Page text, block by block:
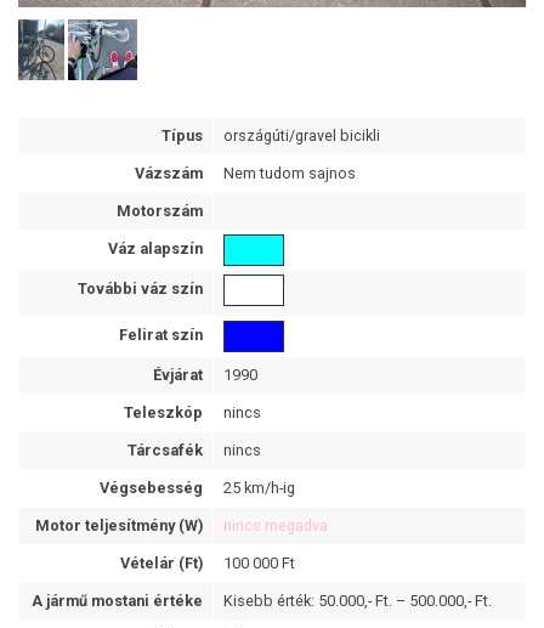
Típus országúti/gravel bicikli
Vázszám Nem tudom sajnos
Motorszám
Váz alapszín
További váz szín
Felirat szín
Évjárat 1990
Teleszkóp nincs
Tárcsafék nincs
Végsebesség 25 km/h-ig
Motor teljesítmény (W) nincs megadva
Vételár (Ft) 100 000 Ft
A jármű mostani értéke Kisebb érték: 50.000,- Ft. – 500.000,- Ft.